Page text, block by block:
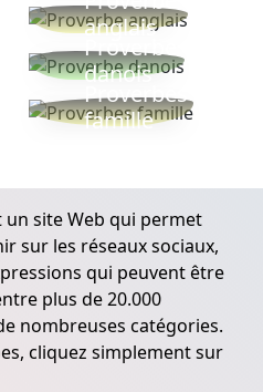
anglais
Proverbe
danois
Proverbes
famille
un site Web qui permet
sur les réseaux sociaux,
qui peuvent être
plus de 20.000
nombreuses catégories.
cliquez simplement sur